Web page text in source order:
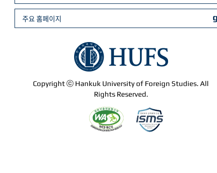
Copyright ⓒ Hankuk University of Foreign Studies. All
Rights Reserved.
주요 홈페이지